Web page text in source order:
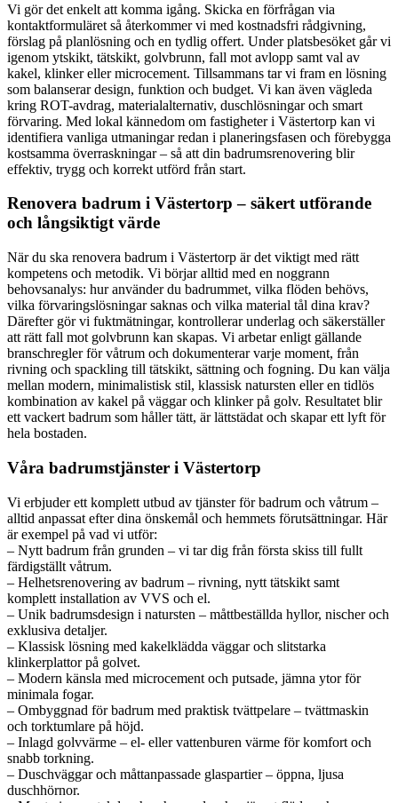
Vi gör det enkelt att komma igång. Skicka en förfrågan via
kontaktformuläret så återkommer vi med kostnadsfri rådgivning,
förslag på planlösning och en tydlig offert. Under platsbesöket går vi
igenom ytskikt, tätskikt, golvbrunn, fall mot avlopp samt val av
kakel, klinker eller microcement. Tillsammans tar vi fram en lösning
som balanserar design, funktion och budget. Vi kan även vägleda
kring ROT-avdrag, materialalternativ, duschlösningar och smart
förvaring. Med lokal kännedom om fastigheter i Västertorp kan vi
identifiera vanliga utmaningar redan i planeringsfasen och förebygga
kostsamma överraskningar – så att din badrumsrenovering blir
effektiv, trygg och korrekt utförd från start.
Renovera badrum i Västertorp – säkert utförande
och långsiktigt värde
När du ska renovera badrum i Västertorp är det viktigt med rätt
kompetens och metodik. Vi börjar alltid med en noggrann
behovsanalys: hur använder du badrummet, vilka flöden behövs,
vilka förvaringslösningar saknas och vilka material tål dina krav?
Därefter gör vi fuktmätningar, kontrollerar underlag och säkerställer
att rätt fall mot golvbrunn kan skapas. Vi arbetar enligt gällande
branschregler för våtrum och dokumenterar varje moment, från
rivning och spackling till tätskikt, sättning och fogning. Du kan välja
mellan modern, minimalistisk stil, klassisk natursten eller en tidlös
kombination av kakel på väggar och klinker på golv. Resultatet blir
ett vackert badrum som håller tätt, är lättstädat och skapar ett lyft för
hela bostaden.
Våra badrumstjänster i Västertorp
Vi erbjuder ett komplett utbud av tjänster för badrum och våtrum –
alltid anpassat efter dina önskemål och hemmets förutsättningar. Här
är exempel på vad vi utför:
– Nytt badrum från grunden – vi tar dig från första skiss till fullt
färdigställt våtrum.
– Helhetsrenovering av badrum – rivning, nytt tätskikt samt
komplett installation av VVS och el.
– Unik badrumsdesign i natursten – måttbeställda hyllor, nischer och
exklusiva detaljer.
– Klassisk lösning med kakelklädda väggar och slitstarka
klinkerplattor på golvet.
– Modern känsla med microcement och putsade, jämna ytor för
minimala fogar.
– Ombyggnad för badrum med praktisk tvättpelare – tvättmaskin
och torktumlare på höjd.
– Inlagd golvvärme – el- eller vattenburen värme för komfort och
snabb torkning.
– Duschväggar och måttanpassade glaspartier – öppna, ljusa
duschhörnor.